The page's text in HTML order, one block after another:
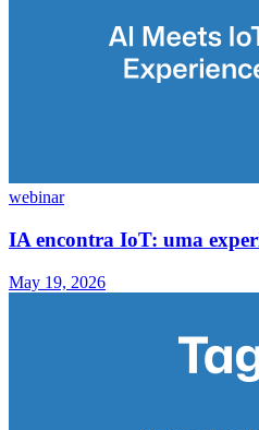
webinar
IA encontra IoT: uma
May 19, 2026